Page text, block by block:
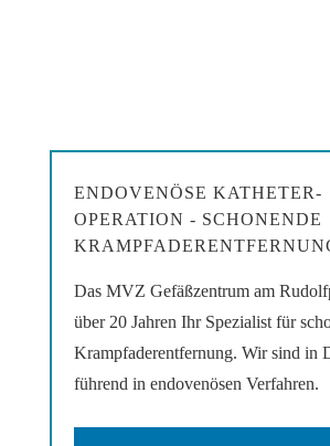
ENDOVENÖSE KATHETER-
OPERATION - SCHONENDE
Das MVZ Gefäßzentrum am
über 20 Jahren Ihr Spezialist für
Krampfaderentfernung. Wir sind in
führend in endovenösen Verfahren.